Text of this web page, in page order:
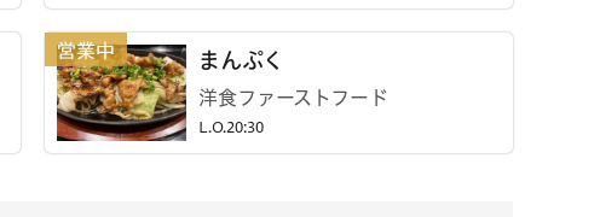
まんぷく
洋食ファーストフード
L.O.20:30